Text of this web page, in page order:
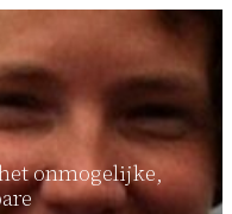
onmogelijke,